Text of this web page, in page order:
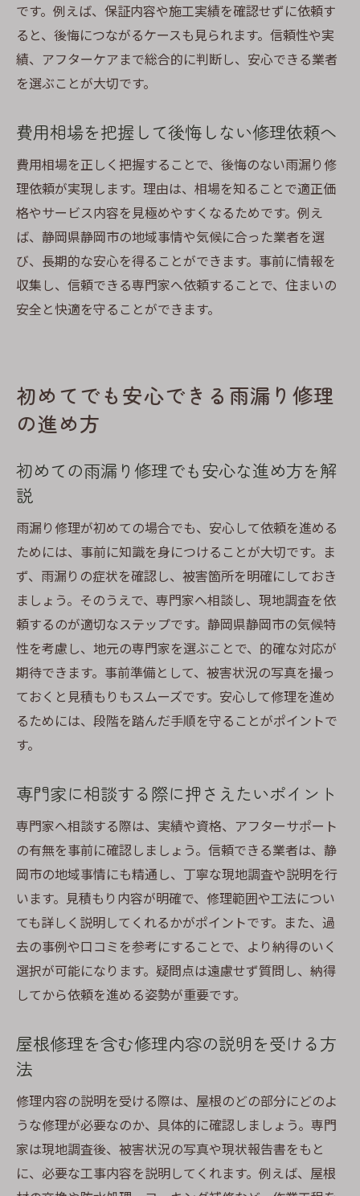
です。例えば、保証内容や施工実績を確認せずに依頼す
ると、後悔につながるケースも見られます。信頼性や実
績、アフターケアまで総合的に判断し、安心できる業者
を選ぶことが大切です。
費用相場を把握して後悔しない修理依頼へ
費用相場を正しく把握することで、後悔のない雨漏り修
理依頼が実現します。理由は、相場を知ることで適正価
格やサービス内容を見極めやすくなるためです。例え
ば、静岡県静岡市の地域事情や気候に合った業者を選
び、長期的な安心を得ることができます。事前に情報を
収集し、信頼できる専門家へ依頼することで、住まいの
安全と快適を守ることができます。
初めてでも安心できる雨漏り修理
の進め方
初めての雨漏り修理でも安心な進め方を解
説
雨漏り修理が初めての場合でも、安心して依頼を進める
ためには、事前に知識を身につけることが大切です。ま
ず、雨漏りの症状を確認し、被害箇所を明確にしておき
ましょう。そのうえで、専門家へ相談し、現地調査を依
頼するのが適切なステップです。静岡県静岡市の気候特
性を考慮し、地元の専門家を選ぶことで、的確な対応が
期待できます。事前準備として、被害状況の写真を撮っ
ておくと見積もりもスムーズです。安心して修理を進め
るためには、段階を踏んだ手順を守ることがポイントで
す。
専門家に相談する際に押さえたいポイント
専門家へ相談する際は、実績や資格、アフターサポート
の有無を事前に確認しましょう。信頼できる業者は、静
岡市の地域事情にも精通し、丁寧な現地調査や説明を行
います。見積もり内容が明確で、修理範囲や工法につい
ても詳しく説明してくれるかがポイントです。また、過
去の事例や口コミを参考にすることで、より納得のいく
選択が可能になります。疑問点は遠慮せず質問し、納得
してから依頼を進める姿勢が重要です。
屋根修理を含む修理内容の説明を受ける方
法
修理内容の説明を受ける際は、屋根のどの部分にどのよ
うな修理が必要なのか、具体的に確認しましょう。専門
家は現地調査後、被害状況の写真や現状報告書をもと
に、必要な工事内容を説明してくれます。例えば、屋根